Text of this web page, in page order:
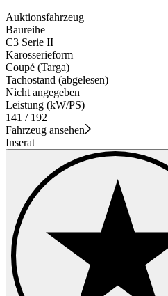
Auktionsfahrzeug
Baureihe
C3 Serie II
Karosserieform
Coupé (Targa)
Tachostand (abgelesen)
Nicht angegeben
Leistung (kW/PS)
141 / 192
Fahrzeug ansehen
Inserat